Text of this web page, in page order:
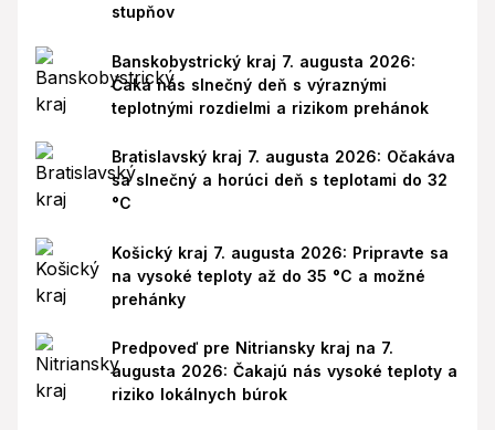
stupňov
Banskobystrický kraj 7. augusta 2026:
Čaká nás slnečný deň s výraznými
teplotnými rozdielmi a rizikom prehánok
Bratislavský kraj 7. augusta 2026: Očakáva
sa slnečný a horúci deň s teplotami do 32
°C
Košický kraj 7. augusta 2026: Pripravte sa
na vysoké teploty až do 35 °C a možné
prehánky
Predpoveď pre Nitriansky kraj na 7.
augusta 2026: Čakajú nás vysoké teploty a
riziko lokálnych búrok